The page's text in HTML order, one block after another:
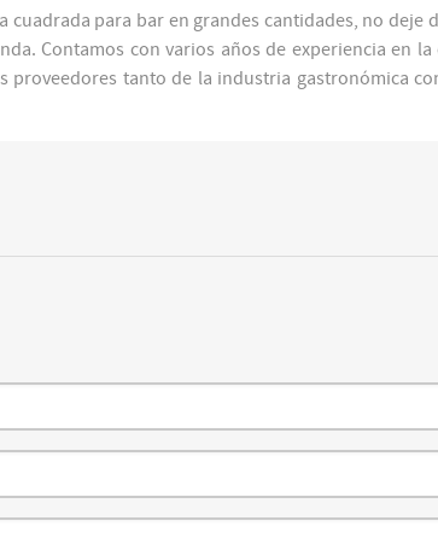
para bar en grandes cantidades, no deje
Contamos con varios años de experiencia en
proveedores tanto de la industria gastronómica